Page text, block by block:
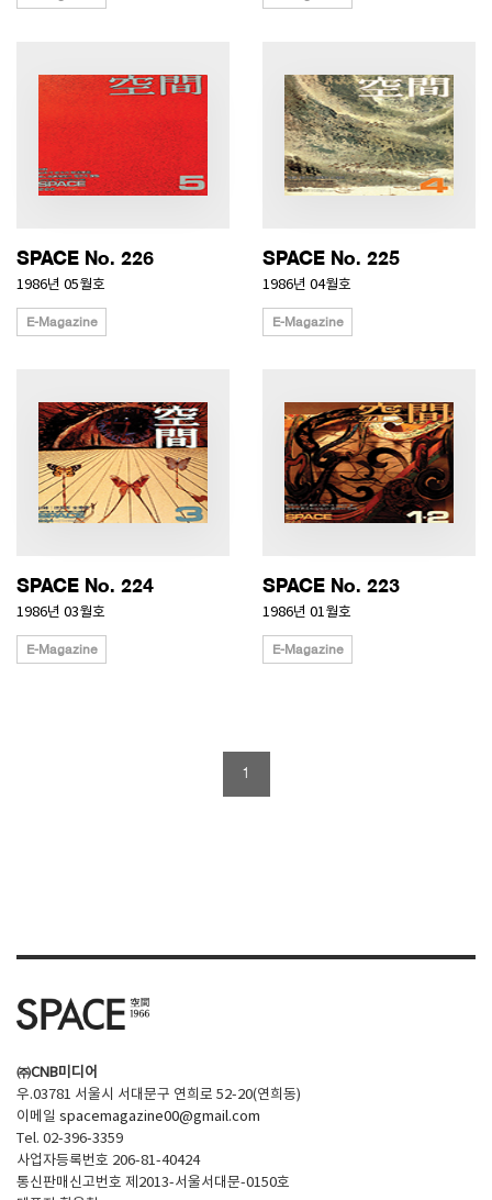
SPACE No. 226
1986년 05월호
E-Magazine
SPACE No. 225
1986년 04월호
E-Magazine
SPACE No. 224
1986년 03월호
E-Magazine
SPACE No. 223
1986년 01월호
E-Magazine
1
㈜CNB미디어
우.03781 서울시 서대문구 연희로 52-20(연희동)
이메일 spacemagazine00@gmail.com
Tel. 02-396-3359
사업자등록번호 206-81-40424
통신판매신고번호 제2013-서울서대문-0150호